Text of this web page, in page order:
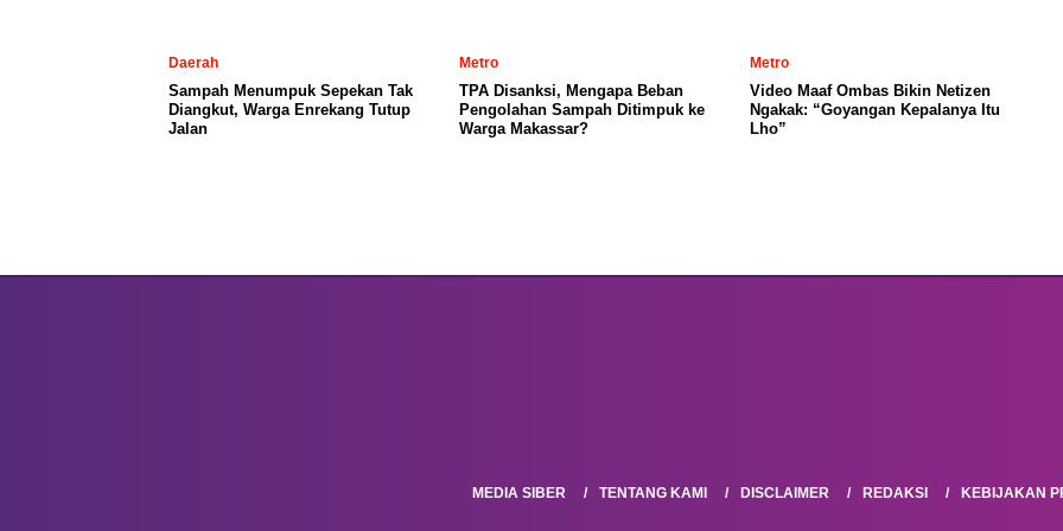
Daerah
Sampah Menumpuk Sepekan Tak
Diangkut, Warga Enrekang Tutup
Jalan
Metro
TPA Disanksi, Mengapa Beban
Pengolahan Sampah Ditimpuk ke
Warga Makassar?
Metro
Video Maaf Ombas Bikin Netizen
Ngakak: “Goyangan Kepalanya Itu
Lho”
MEDIA SIBER TENTANG KAMI DISCLAIMER REDAKSI KEBIJAKAN